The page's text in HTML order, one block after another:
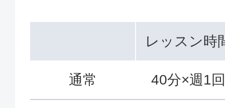
レッスン時
通常 40分×週1